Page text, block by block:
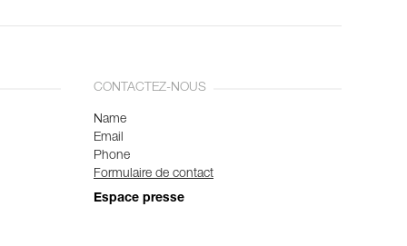
CONTACTEZ-NOUS
Name
Email
Phone
Formulaire de contact
Espace presse